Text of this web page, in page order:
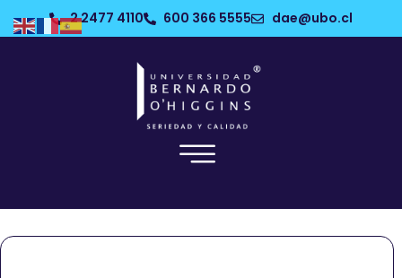
2 2477 4110 600 366 5555 dae@ubo.cl